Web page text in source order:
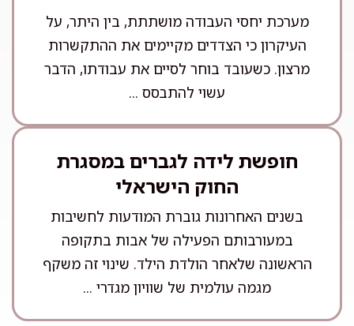
מערכת יחסי העבודה מושתתת, בין היתר, על
העיקרון כי הצדדים מקיימים את ההתקשרות
מרצון. כשעובד בוחר לסיים את עבודתו, הדבר
עשוי להתבסס ...
חופשת לידה לגברים במסגרת
החוק הישראלי
בשנים האחרונות גוברת המודעות לחשיבות
במעורבותם הפעילה של אבות בתקופה
הראשונה שלאחר הולדת הילד. שינוי זה משקף
מגמה עולמית של שוויון מגדרי ...